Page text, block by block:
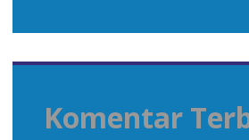
Komentar